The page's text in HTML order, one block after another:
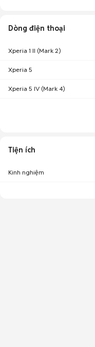
Dòng điện thoại
Xperia 1 II (Mark 2)
Xperia 5
Xperia 5 IV (Mark 4)
Tiện ích
Kinh nghiệm